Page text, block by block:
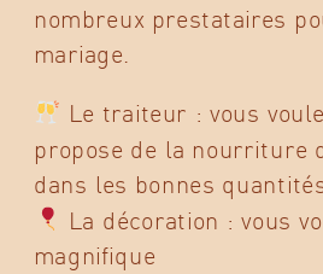
nombreux prestataires
mariage.
Le traiteur : vous
propose de la nourriture
dans les bonnes
La décoration : vous
magnifique